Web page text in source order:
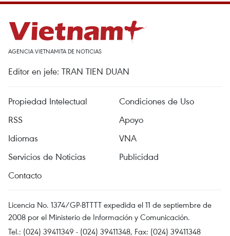
AGENCIA VIETNAMITA DE NOTICIAS
Editor en jefe: TRAN TIEN DUAN
Propiedad Intelectual
Condiciones de Uso
RSS
Apoyo
Idiomas
VNA
Servicios de Noticias
Publicidad
Contacto
Licencia No. 1374/GP-BTTTT expedida el 11 de septiembre de
2008 por el Ministerio de Información y Comunicación.
Tel.: (024) 39411349 - (024) 39411348, Fax: (024) 39411348